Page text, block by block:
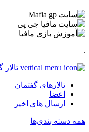
.
تالار
تالارهای گفتمان
اعضا
ارسال های اخیر
همه دسته بندی‌ها